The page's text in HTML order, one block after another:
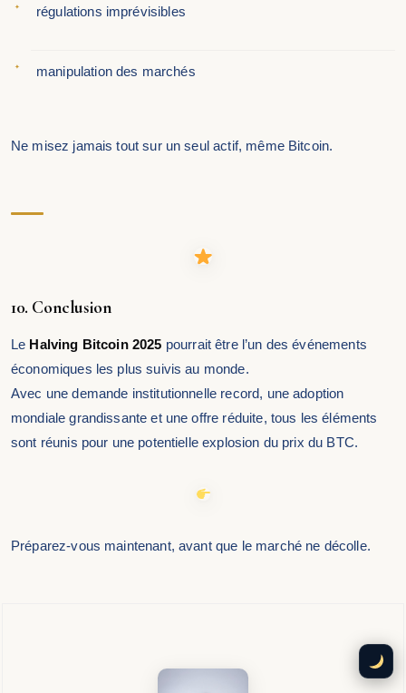
régulations imprévisibles
manipulation des marchés
Ne misez jamais tout sur un seul actif, même Bitcoin.
10. Conclusion
Le Halving Bitcoin 2025 pourrait être l’un des événements
économiques les plus suivis au monde.
Avec une demande institutionnelle record, une adoption
mondiale grandissante et une offre réduite, tous les éléments
sont réunis pour une potentielle explosion du prix du BTC.
Préparez-vous maintenant, avant que le marché ne décolle.